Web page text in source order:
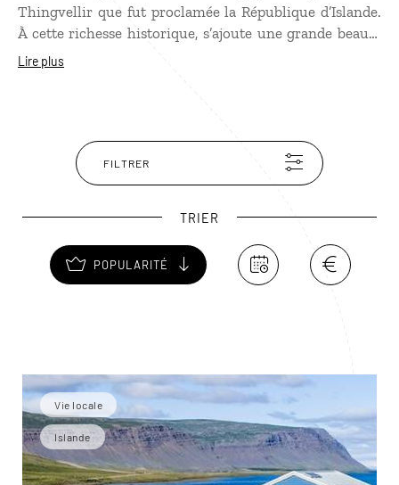
Thingvellir que fut proclamée la République d’Islande.
À cette richesse historique, s’ajoute une grande beauté
naturelle qui en fait l’un des sites les plus magnifiques
pour son eau cristalline. La légende raconte que celui
qui y jette une pièce et parvient à la suivre du regard
jusqu’à ce qu’elle touche le fond, verra son vœu se
Lire plus
FILTRER
TRIER
POPULARITÉ
Vie locale
Islande